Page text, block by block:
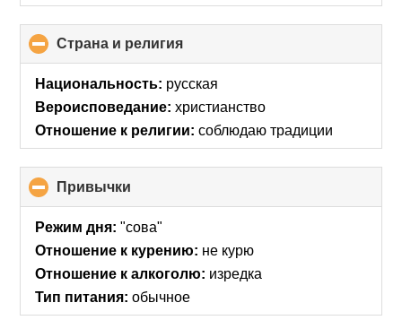
Страна и религия
to
collapse
Национальность: русская
Вероисповедание: христианство
Отношение к религии: соблюдаю традиции
Привычки
to
collapse
Режим дня: "сова"
Отношение к курению: не курю
Отношение к алкоголю: изредка
Тип питания: обычное